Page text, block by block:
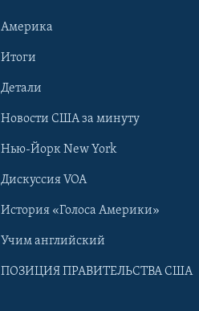
Америка
Итоги
Детали
Новости США за минуту
Нью-Йорк New York
Дискуссия VOA
История «Голоса Америки»
Учим английский
ПОЗИЦИЯ ПРАВИТЕЛЬСТВА США